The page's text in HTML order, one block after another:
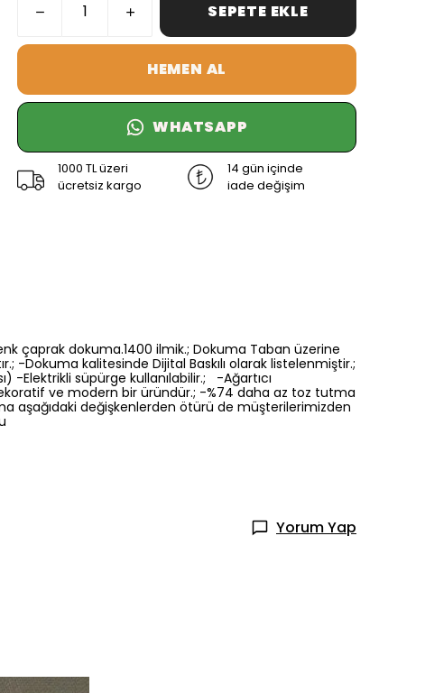
SEPETE EKLE
HEMEN AL
WHATSAPP
1000 TL üzeri
ücretsiz kargo
14 gün içinde
iade değişim
çaprak dokuma.1400 ilmik.; Dokuma Taban üzerine
-Dokuma kalitesinde Dijital Baskılı olarak listelenmiştir.;
-Elektrikli süpürge kullanılabilir.; -Ağartıcı
ve modern bir üründür.; -%74 daha az toz tutma
aşağıdaki değişkenlerden ötürü de müşterilerimizden
Yorum Yap